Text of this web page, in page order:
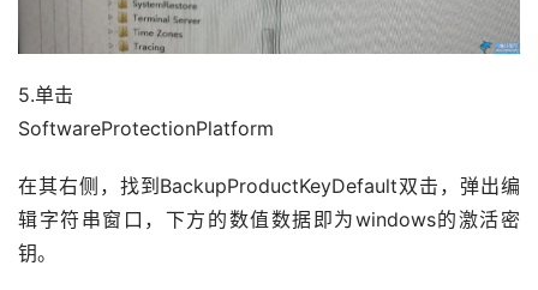
5.单击
SoftwareProtectionPlatform
在其右侧，找到BackupProductKeyDefault双击，弹出编
辑字符串窗口，下方的数值数据即为windows的激活密
钥。